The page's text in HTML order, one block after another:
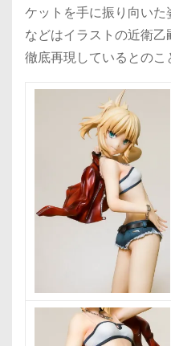
ケットを手に振り向い
などはイラストの近衛
徹底再現しているとのこ